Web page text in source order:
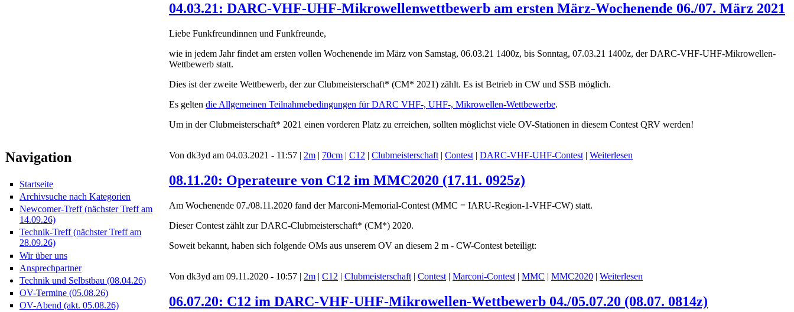
Navigation
Startseite
Archivsuche nach Kategorien
Newcomer-Treff (nächster Treff am
14.09.26)
Technik-Treff (nächster Treff am
28.09.26)
Wir über uns
Ansprechpartner
Technik und Selbstbau (08.04.26)
OV-Termine (05.08.26)
OV-Abend (akt. 05.08.26)
04.03.21: DARC-VHF-UHF-Mikrowellenwettbewerb am ersten März-Wochenende 06./07. März 2021
Liebe Funkfreundinnen und Funkfreunde,
wie in jedem Jahr findet am ersten vollen Wochenende im März von Samstag, 06.03.21 1400z, bis Sonntag, 07.03.21 1400z, der DARC-VHF-UHF-Mikrowellen-
Wettbewerb statt.
Dies ist der zweite Wettbewerb, der zur Clubmeisterschaft* (CM* 2021) zählt. Es ist Betrieb in CW und SSB möglich.
Es gelten die Allgemeinen Teilnahmebedingungen für DARC VHF-, UHF-, Mikrowellen-Wettbewerbe.
Um in der Clubmeisterschaft* 2021 einen vorderen Platz zu erreichen, sollten möglichst viele OV-Stationen in diesem Contest QRV werden!
Von dk3yd am 04.03.2021 - 11:57 | 2m | 70cm | C12 | Clubmeisterschaft | Contest | DARC-VHF-UHF-Contest | Weiterlesen
08.11.20: Operateure von C12 im MMC2020 (17.11. 0925z)
Am Wochenende 07./08.11.2020 fand der Marconi-Memorial-Contest (MMC = IARU-Region-1-VHF-CW) statt.
Dieser Contest zählt zur DARC-Clubmeisterschaft* (CM*) 2020.
Soweit bekannt, haben sich folgende OMs aus unserem OV an diesem 2 m - CW-Contest beteiligt:
Von dk3yd am 09.11.2020 - 10:57 | 2m | C12 | Clubmeisterschaft | Contest | Marconi-Contest | MMC | MMC2020 | Weiterlesen
06.07.20: C12 im DARC-VHF-UHF-Mikrowellen-Wettbewerb 04./05.07.20 (08.07. 0814z)